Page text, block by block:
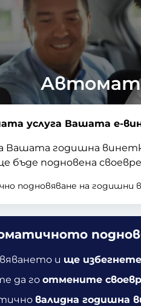
услуга Вашата е-
годишна
подновена
подновяване на годишни
и ще
да гоотмените
валидна годишна